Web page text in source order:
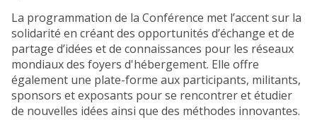
La programmation de la Conférence met l’accent sur la
solidarité en créant des opportunités d’échange et de
partage d’idées et de connaissances pour les réseaux
mondiaux des foyers d'hébergement. Elle offre
également une plate-forme aux participants, militants,
sponsors et exposants pour se rencontrer et étudier
de nouvelles idées ainsi que des méthodes innovantes.